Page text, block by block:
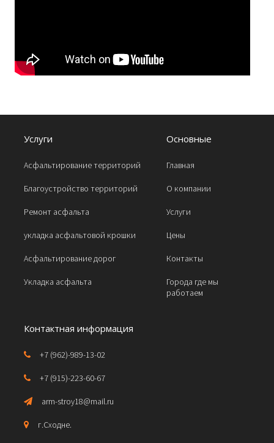
Услуги
Асфальтирование территорий
Благоустройство территорий
Ремонт асфальта
укладка асфальтовой крошки
Асфальтирование дорог
Укладка асфальта
Основные
Главная
О компании
Услуги
Цены
Контакты
Города где мы
работаем
Контактная информация
+7 (962)-989-13-02
+7 (915)-223-60-67
arm-stroy18@mail.ru
г. Сходне.